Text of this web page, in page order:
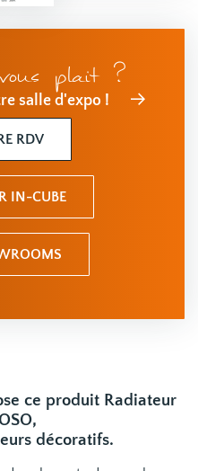
plait ?
salle d'expo !
RDV
IN-CUBE
ce produit Radiateur
décoratifs.